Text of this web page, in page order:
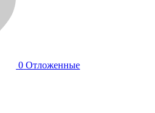
0 Отложенные